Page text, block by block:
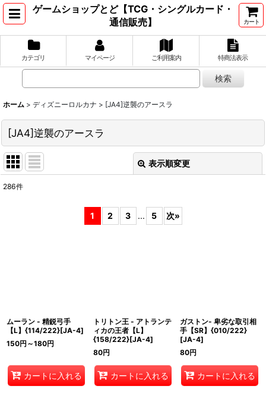
ゲームショップとど【TCG・シングルカード・
通信販売】
カート
カテゴリ マイページ ご利用案内 特商法表示
ホーム > ディズニーロルカナ > [JA4]逆襲のアースラ
[JA4]逆襲のアースラ
表示順変更
286件
1 2 3 ... 5 次»
ムーラン - 精鋭弓手
【L】{114/222}[JA-4]
150円 ～180円
カートに入れる
トリトン王 - アトランテ
ィカの王者【L】
{158/222}[JA-4]
80円
カートに入れる
ガストン- 卑劣な取引相
手【SR】{010/222}
[JA-4]
80円
カートに入れる